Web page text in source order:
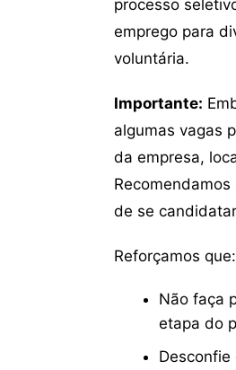
processo
emprego para
voluntária.
Importante:
algumas vagas
da empresa,
de se
Reforçamos que:
Não faça
etapa do